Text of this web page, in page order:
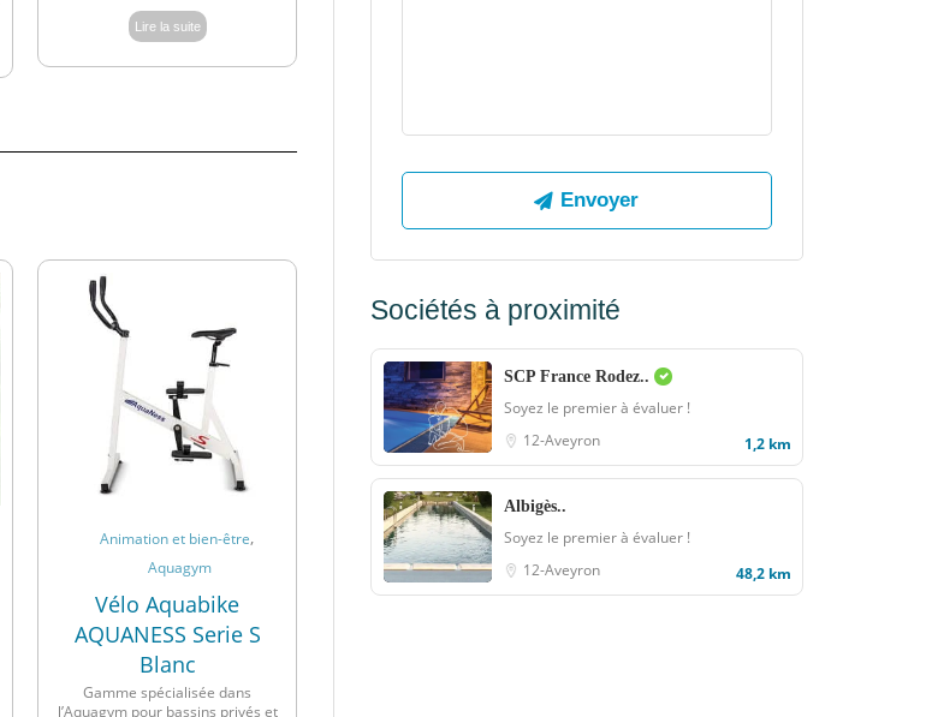
Lire la suite
Animation et bien-être,
Aquagym
Vélo Aquabike
AQUANESS Serie S
Blanc
Gamme spécialisée dans
l’Aquagym pour bassins privés et
Sociétés à proximité
SCP France Rodez..
Soyez le premier à évaluer !
12-Aveyron
1,2 km
Albigès..
Soyez le premier à évaluer !
12-Aveyron
48,2 km